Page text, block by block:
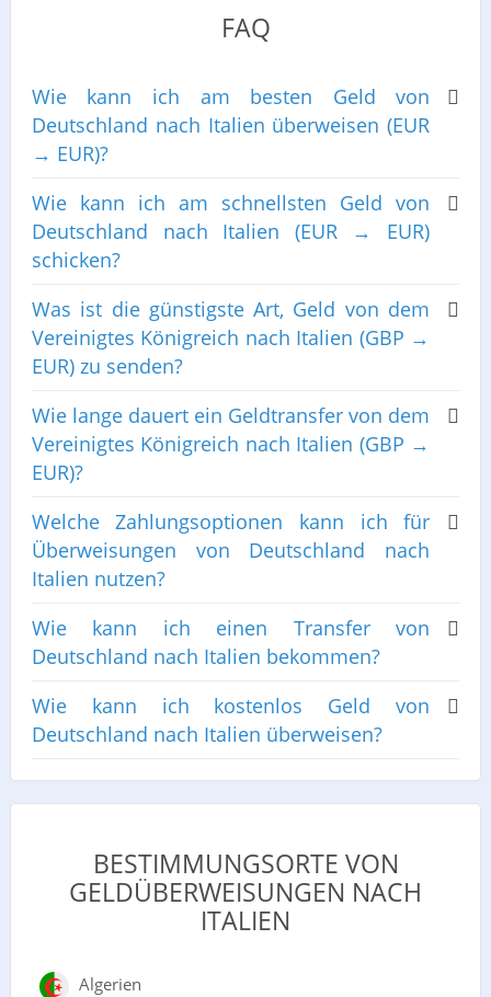
FAQ
Wie kann ich am besten Geld von
Deutschland nach Italien überweisen (EUR
→ EUR)?
Wie kann ich am schnellsten Geld von
Deutschland nach Italien (EUR → EUR)
schicken?
Was ist die günstigste Art, Geld von dem
Vereinigtes Königreich nach Italien (GBP →
EUR) zu senden?
Wie lange dauert ein Geldtransfer von dem
Vereinigtes Königreich nach Italien (GBP →
EUR)?
Welche Zahlungsoptionen kann ich für
Überweisungen von Deutschland nach
Italien nutzen?
Wie kann ich einen Transfer von
Deutschland nach Italien bekommen?
Wie kann ich kostenlos Geld von
Deutschland nach Italien überweisen?
BESTIMMUNGSORTE VON
GELDÜBERWEISUNGEN NACH
ITALIEN
Algerien